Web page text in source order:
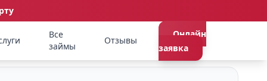
Все
займы
Отзывы
Онлайн
заявка